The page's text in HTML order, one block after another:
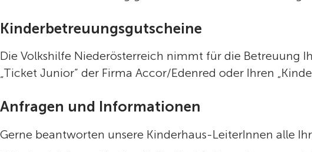
Kinderbetreuungsgutscheine
Die Volkshilfe Niederösterreich nimmt für die Betreuung
„Ticket Junior“ der Firma Accor/Edenred oder Ihren
Anfragen und Informationen
Gerne beantworten unsere Kinderhaus-LeiterInnen alle